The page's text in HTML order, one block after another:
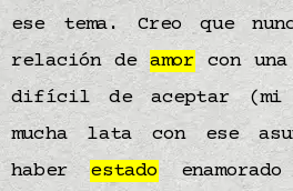
ese tema. Creo que
relación deamor con
difícil de aceptar (mi
mucha lata con ese
haberestado